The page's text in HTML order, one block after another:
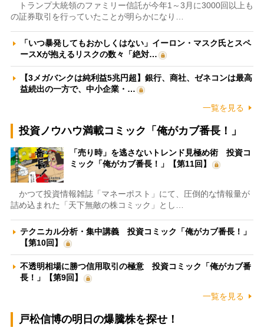
トランプ大統領のファミリー信託が今年1～3月に3000回以上も
の証券取引を行っていたことが明らかになり…
「いつ暴発してもおかしくはない」イーロン・マスク氏とスペ
ースXが抱えるリスクの数々「絶対…
【3メガバンクは純利益5兆円超】銀行、商社、ゼネコンは最高
益続出の一方で、中小企業・…
一覧を見る
投資ノウハウ満載コミック「俺がカブ番長！」
「売り時」を逃さないトレンド見極め術 投資コ
ミック「俺がカブ番長！」【第11回】
かつて投資情報雑誌「マネーポスト」にて、圧倒的な情報量が
詰め込まれた「天下無敵の株コミック」とし…
テクニカル分析・集中講義 投資コミック「俺がカブ番長！」
【第10回】
不透明相場に勝つ信用取引の極意 投資コミック「俺がカブ番
長！」【第9回】
一覧を見る
戸松信博の明日の爆騰株を探せ！